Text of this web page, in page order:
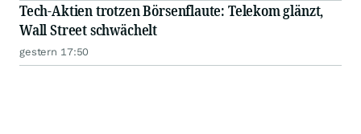
Tech-Aktien trotzen Börsenflaute: Telekom glänzt,
Wall Street schwächelt
gestern 17:50